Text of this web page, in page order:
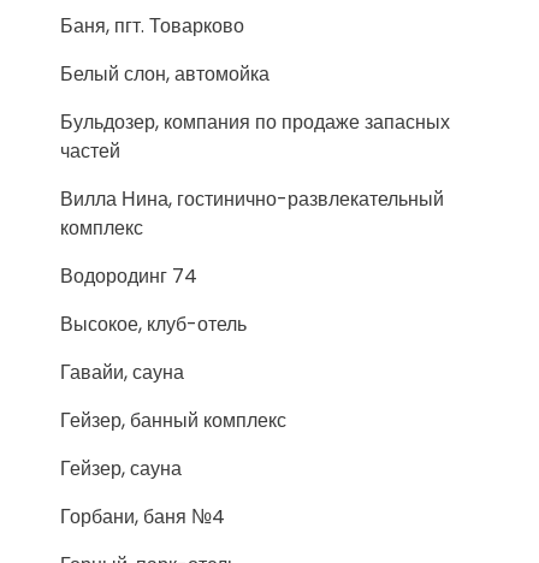
Баня, пгт. Товарково
Белый слон, автомойка
Бульдозер, компания по продаже запасных
частей
Вилла Нина, гостинично-развлекательный
комплекс
Водородинг 74
Высокое, клуб-отель
Гавайи, сауна
Гейзер, банный комплекс
Гейзер, сауна
Горбани, баня №4